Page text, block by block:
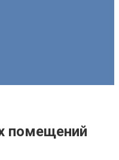
помещений